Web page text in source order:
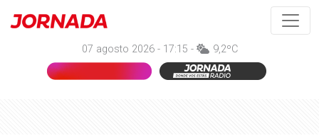
07 agosto 2026 - 17:15 - 9,2ºC